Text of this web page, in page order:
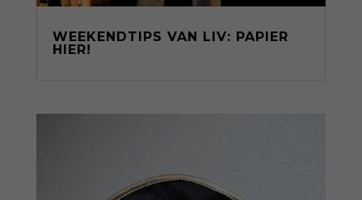
WEEKENDTIPS VAN LIV: PAPIER
HIER!